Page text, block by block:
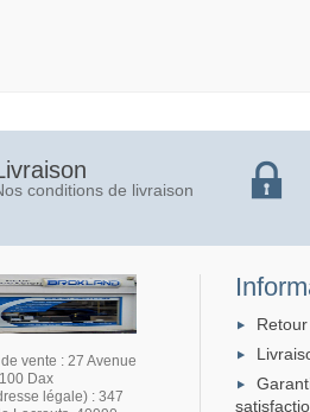
conditions de livraison
vente : 27 Avenue
Dax
légale) : 347